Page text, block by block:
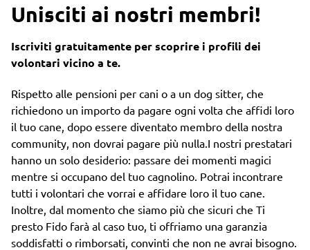
Unisciti ai nostri membri!
Iscriviti gratuitamente per scoprire i profili dei
volontari vicino a te.
Rispetto alle pensioni per cani o a un dog sitter, che
richiedono un importo da pagare ogni volta che affidi loro
il tuo cane, dopo essere diventato membro della nostra
community, non dovrai pagare più nulla.I nostri prestatari
hanno un solo desiderio: passare dei momenti magici
mentre si occupano del tuo cagnolino. Potrai incontrare
tutti i volontari che vorrai e affidare loro il tuo cane.
Inoltre, dal momento che siamo più che sicuri che Ti
presto Fido farà al caso tuo, ti offriamo una garanzia
soddisfatti o rimborsati, convinti che non ne avrai bisogno.